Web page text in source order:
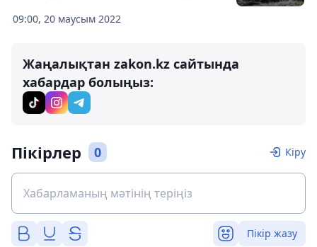
09:00, 20 маусым 2022
Жаңалықтан zakon.kz сайтында
хабардар болыңыз:
Пікірлер 0 Кіру
Пікір жазу